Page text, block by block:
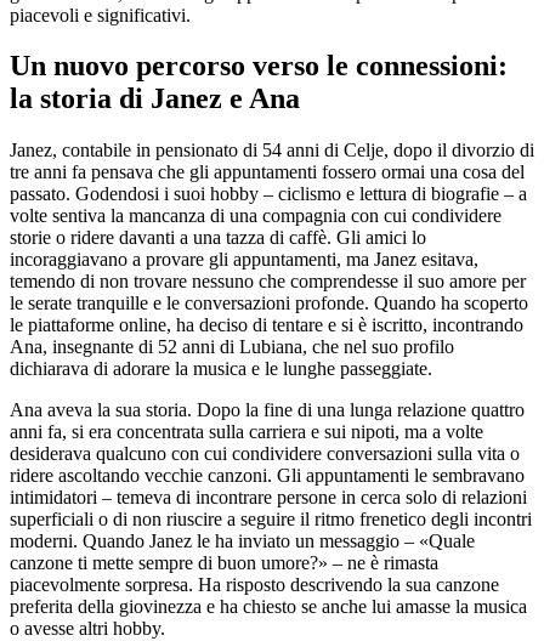
piacevoli e significativi.
Un nuovo percorso verso le connessioni:
la storia di Janez e Ana
Janez, contabile in pensionato di 54 anni di Celje, dopo il divorzio di
tre anni fa pensava che gli appuntamenti fossero ormai una cosa del
passato. Godendosi i suoi hobby – ciclismo e lettura di biografie – a
volte sentiva la mancanza di una compagnia con cui condividere
storie o ridere davanti a una tazza di caffè. Gli amici lo
incoraggiavano a provare gli appuntamenti, ma Janez esitava,
temendo di non trovare nessuno che comprendesse il suo amore per
le serate tranquille e le conversazioni profonde. Quando ha scoperto
le piattaforme online, ha deciso di tentare e si è iscritto, incontrando
Ana, insegnante di 52 anni di Lubiana, che nel suo profilo
dichiarava di adorare la musica e le lunghe passeggiate.
Ana aveva la sua storia. Dopo la fine di una lunga relazione quattro
anni fa, si era concentrata sulla carriera e sui nipoti, ma a volte
desiderava qualcuno con cui condividere conversazioni sulla vita o
ridere ascoltando vecchie canzoni. Gli appuntamenti le sembravano
intimidatori – temeva di incontrare persone in cerca solo di relazioni
superficiali o di non riuscire a seguire il ritmo frenetico degli incontri
moderni. Quando Janez le ha inviato un messaggio – «Quale
canzone ti mette sempre di buon umore?» – ne è rimasta
piacevolmente sorpresa. Ha risposto descrivendo la sua canzone
preferita della giovinezza e ha chiesto se anche lui amasse la musica
o avesse altri hobby.